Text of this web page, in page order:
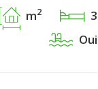
m2
3
Oui